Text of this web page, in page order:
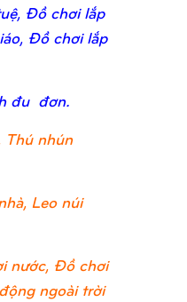
Đồ chơi lắp
Đồ chơi lắp
đu đơn.
Thú nhún
Leo núi
nước, Đồ chơi
ngoài trời